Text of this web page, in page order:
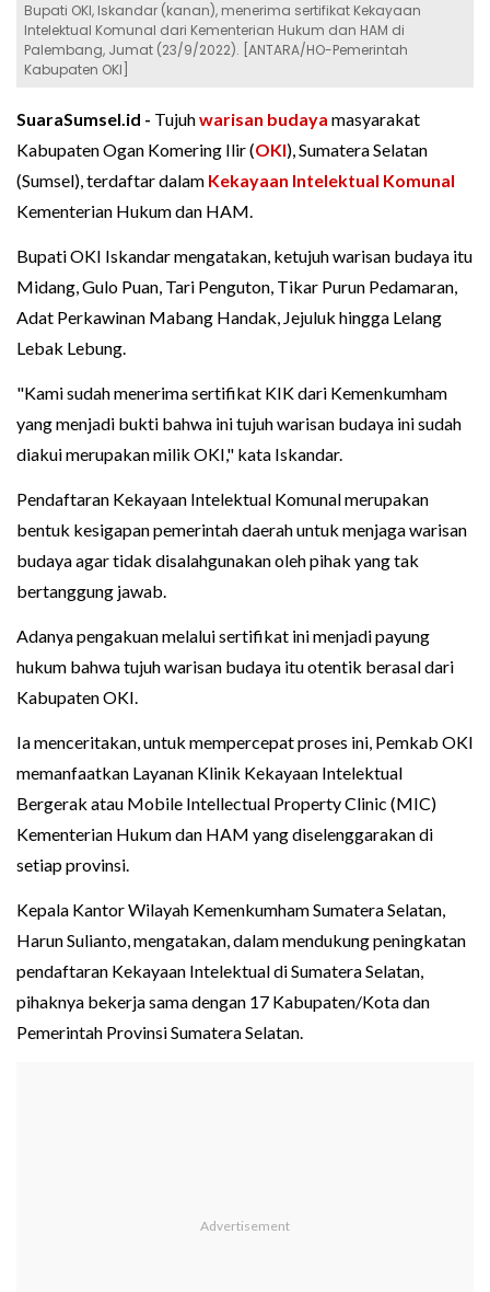
Bupati OKI, Iskandar (kanan), menerima sertifikat Kekayaan
Intelektual Komunal dari Kementerian Hukum dan HAM di
Palembang, Jumat (23/9/2022). [ANTARA/HO-Pemerintah
Kabupaten OKI]
SuaraSumsel.id - Tujuhwarisan budaya masyarakat
Kabupaten Ogan Komering Ilir (OKI), Sumatera Selatan
(Sumsel), terdaftar dalam Kekayaan Intelektual Komunal
Kementerian Hukum dan HAM.
Bupati OKI Iskandar mengatakan, ketujuh warisan budaya itu
Midang, Gulo Puan, Tari Penguton, Tikar Purun Pedamaran,
Adat Perkawinan Mabang Handak, Jejuluk hingga Lelang
Lebak Lebung.
"Kami sudah menerima sertifikat KIK dari Kemenkumham
yang menjadi bukti bahwa ini tujuh warisan budaya ini sudah
diakui merupakan milik OKI," kata Iskandar.
Pendaftaran Kekayaan Intelektual Komunal merupakan
bentuk kesigapan pemerintah daerah untuk menjaga warisan
budaya agar tidak disalahgunakan oleh pihak yang tak
bertanggung jawab.
Adanya pengakuan melalui sertifikat ini menjadi payung
hukum bahwa tujuh warisan budaya itu otentik berasal dari
Kabupaten OKI.
Ia menceritakan, untuk mempercepat proses ini, Pemkab OKI
memanfaatkan Layanan Klinik Kekayaan Intelektual
Bergerak atau Mobile Intellectual Property Clinic (MIC)
Kementerian Hukum dan HAM yang diselenggarakan di
setiap provinsi.
Kepala Kantor Wilayah Kemenkumham Sumatera Selatan,
Harun Sulianto, mengatakan, dalam mendukung peningkatan
pendaftaran Kekayaan Intelektual di Sumatera Selatan,
pihaknya bekerja sama dengan 17 Kabupaten/Kota dan
Pemerintah Provinsi Sumatera Selatan.